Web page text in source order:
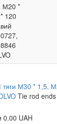
М20 *
120
тяги М30 * 1,5,
Tie rod ends
0.00 UAH